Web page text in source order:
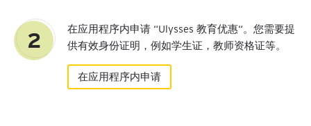
2
在应用程序内申请 “Ulysses 教育优惠“。您需要提
供有效身份证明，例如学生证，教师资格证等。
在应用程序内申请